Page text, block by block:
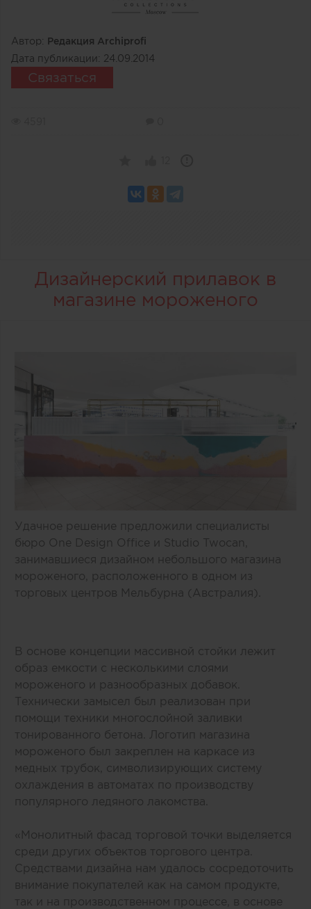
Автор: Редакция Archiprofi
Дата публикации: 24.09.2014
Связаться
Дизайнерский прилавок в
магазине мороженого
Удачное решение предложили специалисты
бюро One Design Office и Studio Twocan,
занимавшиеся дизайном небольшого магазина
мороженого, расположенного в одном из
торговых центров Мельбурна (Австралия).
В основе концепции массивной стойки лежит
образ емкости с несколькими слоями
мороженого и разнообразных добавок.
Технически замысел был реализован при
помощи техники многослойной заливки
тонированного бетона. Логотип магазина
мороженого был закреплен на каркасе из
медных трубок, символизирующих систему
охлаждения в автоматах по производству
популярного ледяного лакомства.
«Монолитный фасад торговой точки выделяется
среди других объектов торгового центра.
Средствами дизайна нам удалось сосредоточить
внимание покупателей как на самом продукте,
так и на производственном процессе, в основе